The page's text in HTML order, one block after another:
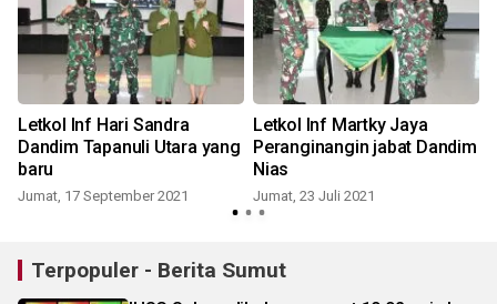
Letkol Inf Hari Sandra
Dandim Tapanuli Utara yang
baru
Jumat, 17 September 2021
Letkol Inf Martky Jaya
Peranginangin jabat Dandim
Nias
Jumat, 23 Juli 2021
Terpopuler - Berita Sumut